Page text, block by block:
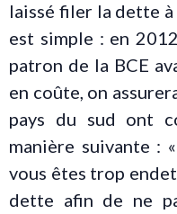
laissé filer la dette
est simple : en
patron de la BCE
en coûte, on
pays du sud ont
manière suivante :
vous êtes trop
dette afin de ne